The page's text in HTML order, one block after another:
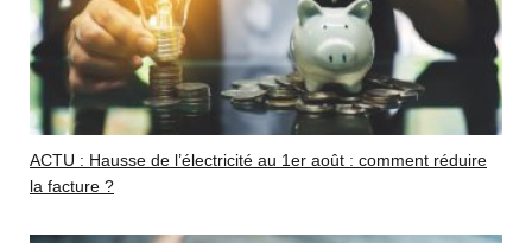
ACTU : Hausse de l’électricité au 1er août : comment réduire
la facture ?